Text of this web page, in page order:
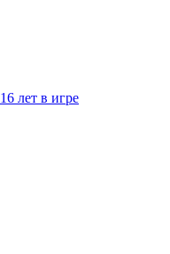
16 лет в игре